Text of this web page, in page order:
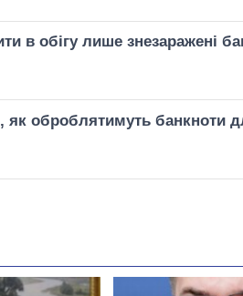
в обігу лише знезаражені
як оброблятимуть банкноти